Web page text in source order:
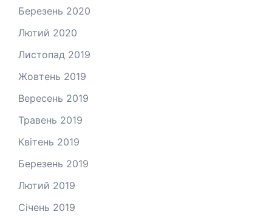
Березень 2020
Лютий 2020
Листопад 2019
Жовтень 2019
Вересень 2019
Травень 2019
Квітень 2019
Березень 2019
Лютий 2019
Січень 2019